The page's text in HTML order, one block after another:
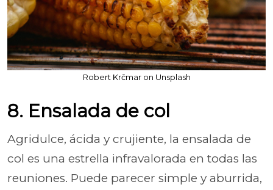
Robert Krčmar on Unsplash
8. Ensalada de col
Agridulce, ácida y crujiente, la ensalada de
col es una estrella infravalorada en todas las
reuniones. Puede parecer simple y aburrida,